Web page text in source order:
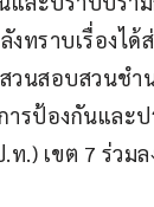
งทราบเรื่องไ
วนสอบสวนชำ
รป้องกันและป
ท.) เขต 7 ร่วม